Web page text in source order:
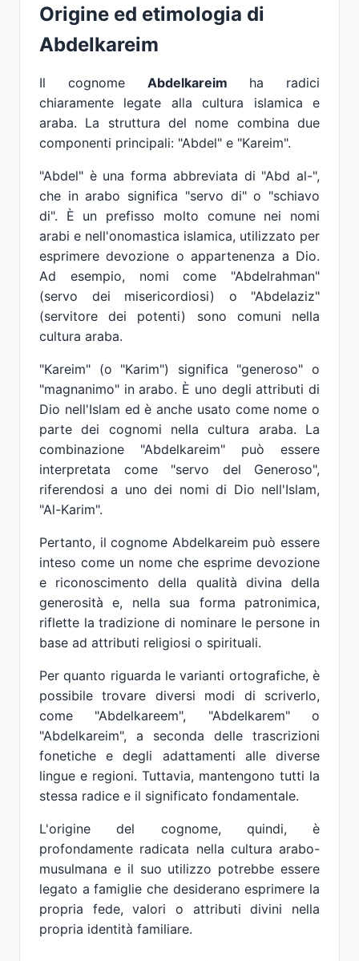
Origine ed etimologia di
Abdelkareim
Il cognome Abdelkareim ha radici
chiaramente legate alla cultura islamica e
araba. La struttura del nome combina due
componenti principali: "Abdel" e "Kareim".
"Abdel" è una forma abbreviata di "Abd al-",
che in arabo significa "servo di" o "schiavo
di". È un prefisso molto comune nei nomi
arabi e nell'onomastica islamica, utilizzato per
esprimere devozione o appartenenza a Dio.
Ad esempio, nomi come "Abdelrahman"
(servo dei misericordiosi) o "Abdelaziz"
(servitore dei potenti) sono comuni nella
cultura araba.
"Kareim" (o "Karim") significa "generoso" o
"magnanimo" in arabo. È uno degli attributi di
Dio nell'Islam ed è anche usato come nome o
parte dei cognomi nella cultura araba. La
combinazione "Abdelkareim" può essere
interpretata come "servo del Generoso",
riferendosi a uno dei nomi di Dio nell'Islam,
"Al-Karim".
Pertanto, il cognome Abdelkareim può essere
inteso come un nome che esprime devozione
e riconoscimento della qualità divina della
generosità e, nella sua forma patronimica,
riflette la tradizione di nominare le persone in
base ad attributi religiosi o spirituali.
Per quanto riguarda le varianti ortografiche, è
possibile trovare diversi modi di scriverlo,
come "Abdelkareem", "Abdelkarem" o
"Abdelkareim", a seconda delle trascrizioni
fonetiche e degli adattamenti alle diverse
lingue e regioni. Tuttavia, mantengono tutti la
stessa radice e il significato fondamentale.
L'origine del cognome, quindi, è
profondamente radicata nella cultura arabo-
musulmana e il suo utilizzo potrebbe essere
legato a famiglie che desiderano esprimere la
propria fede, valori o attributi divini nella
propria identità familiare.